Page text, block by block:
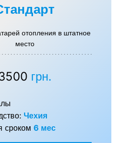
отопления в штатное
место
грн.
Чехия
сроком 6 мес